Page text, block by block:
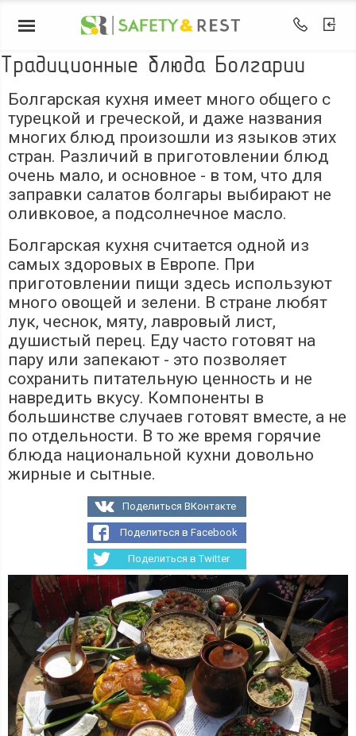
Традиционные блюда Болгарии
Болгарская кухня имеет много общего с
турецкой и греческой, и даже названия
многих блюд произошли из языков этих
стран. Различий в приготовлении блюд
очень мало, и основное - в том, что для
заправки салатов болгары выбирают не
оливковое, а подсолнечное масло.
Болгарская кухня считается одной из
самых здоровых в Европе. При
приготовлении пищи здесь используют
много овощей и зелени. В стране любят
лук, чеснок, мяту, лавровый лист,
душистый перец. Еду часто готовят на
пару или запекают - это позволяет
сохранить питательную ценность и не
навредить вкусу. Компоненты в
большинстве случаев готовят вместе, а не
по отдельности. В то же время горячие
блюда национальной кухни довольно
жирные и сытные.
Поделиться ВКонтакте
Поделиться в Facebook
Поделиться в Twitter